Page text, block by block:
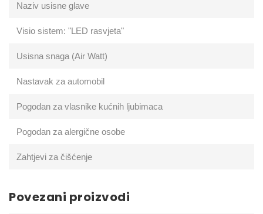
Naziv usisne glave
Visio sistem: "LED rasvjeta"
Usisna snaga (Air Watt)
Nastavak za automobil
Pogodan za vlasnike kućnih ljubimaca
Pogodan za alergične osobe
Zahtjevi za čišćenje
Povezani proizvodi